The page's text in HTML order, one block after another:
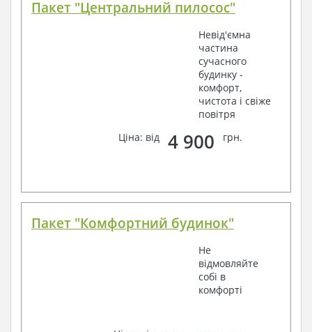
Пакет "Центральний пилосос"
Невід'ємна
частина
сучасного
будинку -
комфорт,
чистота і свіже
повітря
Ціна: від
4 900 грн.
Пакет "Комфортний будинок"
Не
відмовляйте
собі в
комфорті